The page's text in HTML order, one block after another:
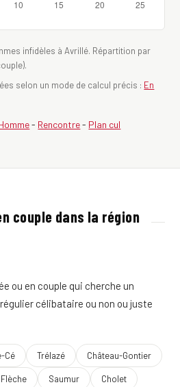
infidèles à Avrillé. Répartition par
selon un mode de calcul précis : En
- Rencontre- Plan cul
couple dans la région
ou en couple qui cherche un
célibataire ou non ou juste
Cé Trélazé Château-Gontier
Saumur Cholet